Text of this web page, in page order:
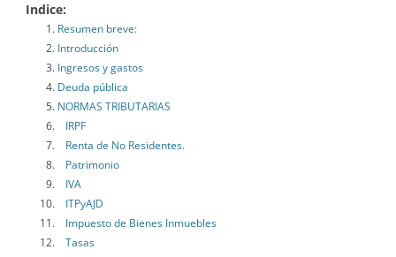
Indice:
Resumen breve:
Introducción
Ingresos y gastos
Deuda pública
NORMAS TRIBUTARIAS
IRPF
Renta de No Residentes.
Patrimonio
IVA
ITPyAJD
Impuesto de Bienes Inmuebles
Tasas